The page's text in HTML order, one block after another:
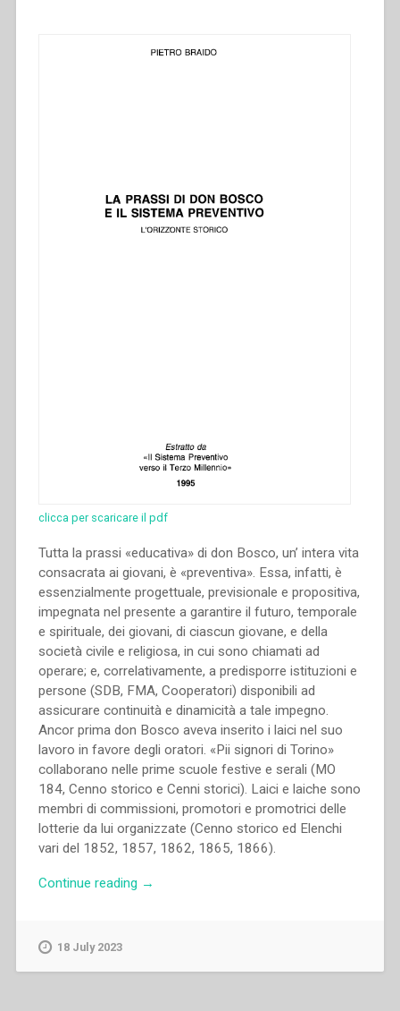
clicca per scaricare il pdf
Tutta la prassi «educativa» di don Bosco, un’ intera vita
consacrata ai giovani, è «preventiva». Essa, infatti, è
essenzialmente progettuale, previsionale e propositiva,
impegnata nel presente a garantire il futuro, temporale
e spirituale, dei giovani, di ciascun giovane, e della
società civile e religiosa, in cui sono chiamati ad
operare; e, correlativamente, a predisporre istituzioni e
persone (SDB, FMA, Cooperatori) disponibili ad
assicurare continuità e dinamicità a tale impegno.
Ancor prima don Bosco aveva inserito i laici nel suo
lavoro in favore degli oratori. «Pii signori di Torino»
collaborano nelle prime scuole festive e serali (MO
184, Cenno storico e Cenni storici). Laici e laiche sono
membri di commissioni, promotori e promotrici delle
lotterie da lui organizzate (Cenno storico ed Elenchi
vari del 1852, 1857, 1862, 1865, 1866).
Continue reading “Pietro
→
18 July 2023